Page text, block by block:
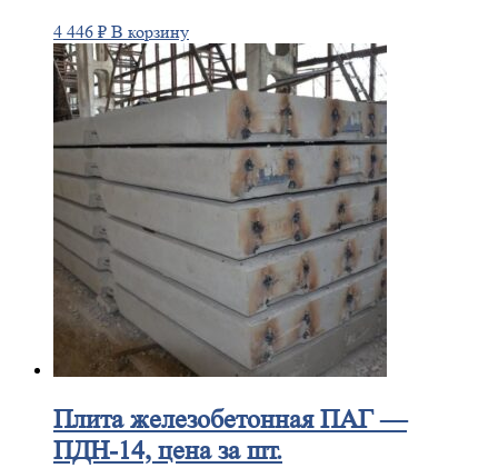
4 446 ₽ В корзину
Плитажелезобетонная ПАГ —
ПДН-14, цена за шт.